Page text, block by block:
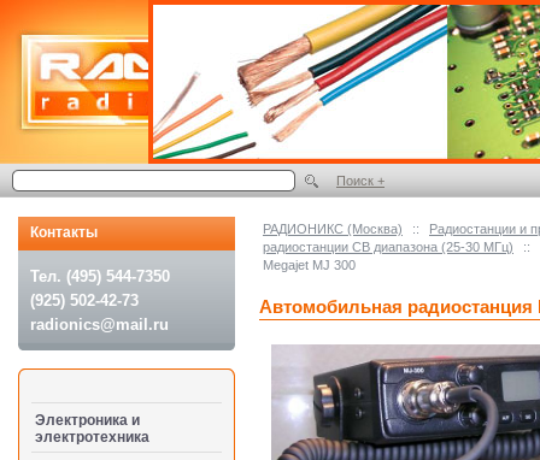
РАДИОНИКС (Москва) ::
Радиостанции и
радиостанции СВ диапазона (25-30 МГц)
::
Megajet MJ 300
Автомобильная радиостанция
Контакты
Тел. (495) 544-7350
(925) 502-42-73
radionics@mail.ru
Электроника и
электротехника
Поиск +